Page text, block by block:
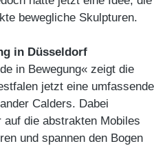
bewegliche Skulpturen.
in Düsseldorf
in Bewegung« zeigt die
jetzt eine umfassende
Calders. Dabei
die abstrakten Mobiles
und spannen den Bogen